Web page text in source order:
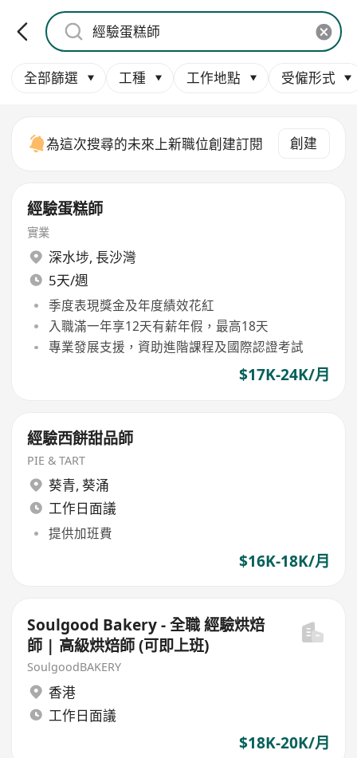
全部篩選 工種 工作地點 受僱形式
為這次搜尋的未來上新職位創建訂閱 創建
經驗蛋糕師
實業
深水埗, 長沙灣
5天/週
季度表現獎金及年度績效花紅
入職滿一年享12天有薪年假，最高18天
專業發展支援，資助進階課程及國際認證考試
$17K-24K/月
經驗西餅甜品師
PIE & TART
葵青, 葵涌
工作日面議
提供加班費
$16K-18K/月
Soulgood Bakery - 全職 經驗烘焙
師 | 高級烘焙師 (可即上班)
SoulgoodBAKERY
香港
工作日面議
$18K-20K/月